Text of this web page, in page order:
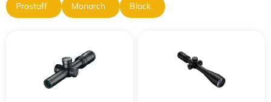
Prostaff Monarch Black